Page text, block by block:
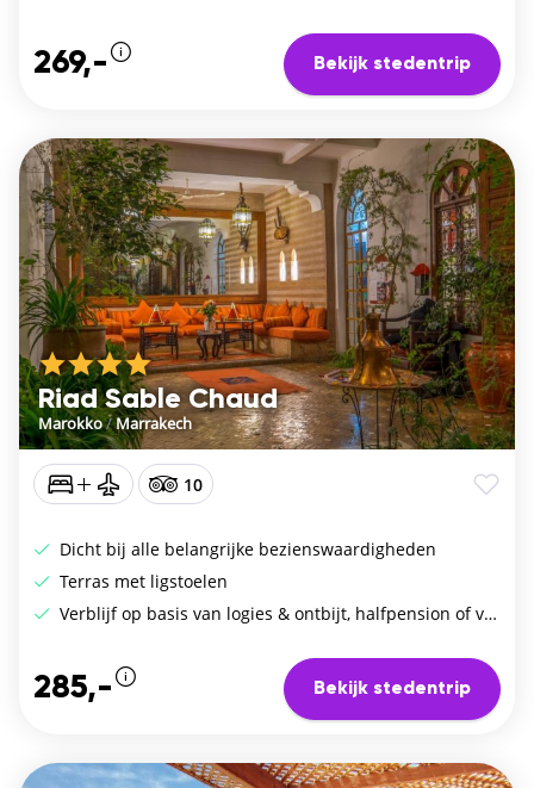
269,- Bekijk stedentrip
Riad Sable Chaud
Marokko/Marrakech
10
Dicht bij alle belangrijke bezienswaardigheden
Terras met ligstoelen
Verblijf op basis van logies & ontbijt, halfpension of volpension
285,- Bekijk stedentrip